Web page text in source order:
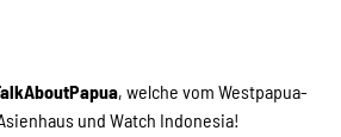
Über uns, welche vom Westpapua-
und Watch Indonesia!